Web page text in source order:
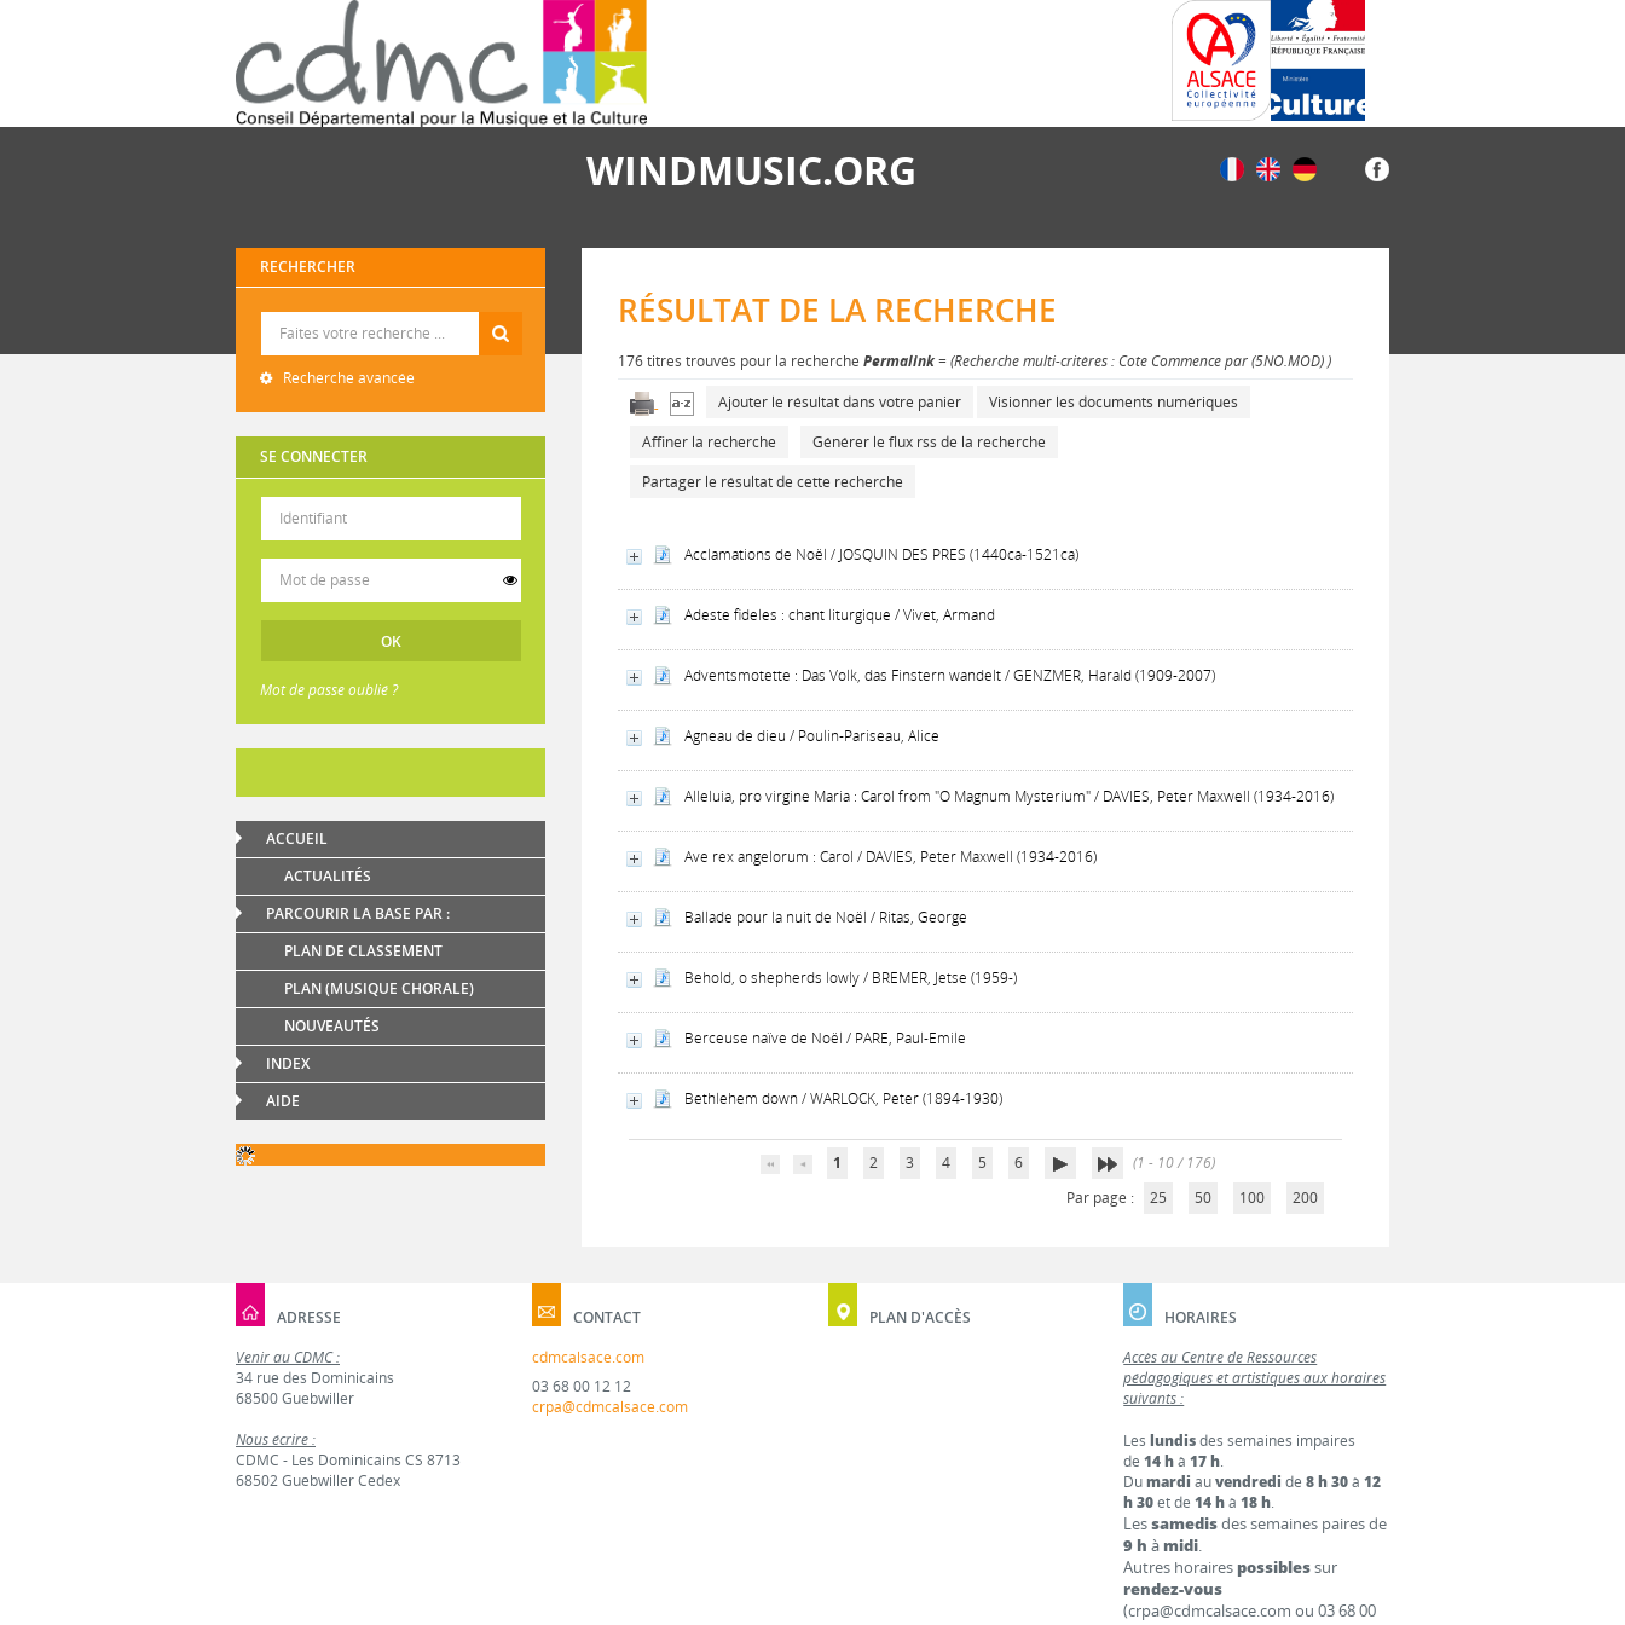
WINDMUSIC.ORG
RECHERCHER
Recherche avancée
SE CONNECTER
Mot de passe oublié ?
ACCUEIL
ACTUALITÉS
PARCOURIR LA BASE PAR :
PLAN DE CLASSEMENT
PLAN (MUSIQUE CHORALE)
NOUVEAUTÉS
INDEX
AIDE
RÉSULTAT DE LA RECHERCHE
176 titres trouvés pour la recherche Permalink= (Recherche multi-critères : Cote Commence par (5NO.MOD) )
Ajouter le résultat dans votre panier
Visionner les documents numériques
Affiner la recherche
Générer le flux rss de la recherche
Partager le résultat de cette recherche
Acclamations de Noël / JOSQUIN DES PRES (1440ca-1521ca)
Adeste fideles : chant liturgique / Vivet, Armand
Adventsmotette : Das Volk, das Finstern wandelt / GENZMER, Harald (1909-2007)
Agneau de dieu / Poulin-Pariseau, Alice
Alleluia, pro virgine Maria : Carol from "O Magnum Mysterium" / DAVIES, Peter Maxwell (1934-2016)
Ave rex angelorum : Carol / DAVIES, Peter Maxwell (1934-2016)
Ballade pour la nuit de Noël / Ritas, George
Behold, o shepherds lowly / BREMER, Jetse (1959-)
Berceuse naïve de Noël / PARE, Paul-Emile
Bethlehem down / WARLOCK, Peter (1894-1930)
1 2 3 4 5 6
(1 - 10 / 176)
Par page :
25 50 100 200
ADRESSE
Venir au CDMC :
34 rue des Dominicains
68500 Guebwiller
Nous écrire :
CDMC - Les Dominicains CS 8713
68502 Guebwiller Cedex
CONTACT
cdmcalsace.com
03 68 00 12 12
crpa@cdmcalsace.com
PLAN D'ACCÈS
HORAIRES
Accès au Centre de Ressources
pédagogiques et artistiques aux horaires
suivants :
Leslundisdes semaines impaires
de14 hà17 h.
Dumardi auvendredi de8 h 30à12
h 30et de14 hà18 h.
Lessamedisdes semaines paires de
9 h à midi.
Autres horaires possiblessur
rendez-vous
(crpa@cdmcalsace.com ou 03 68 00